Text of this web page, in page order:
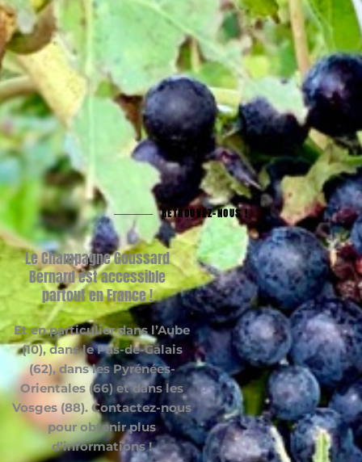
RETROUVEZ-NOUS !
Le Champagne Goussard
Bernard est accessible
partout en France !
Et en particulier dans l’Aube
(10), dans le Pas-de-Calais
(62), dans les Pyrénées-
Orientales (66) et dans les
Vosges (88). Contactez-nous
pour obtenir plus
d’informations !